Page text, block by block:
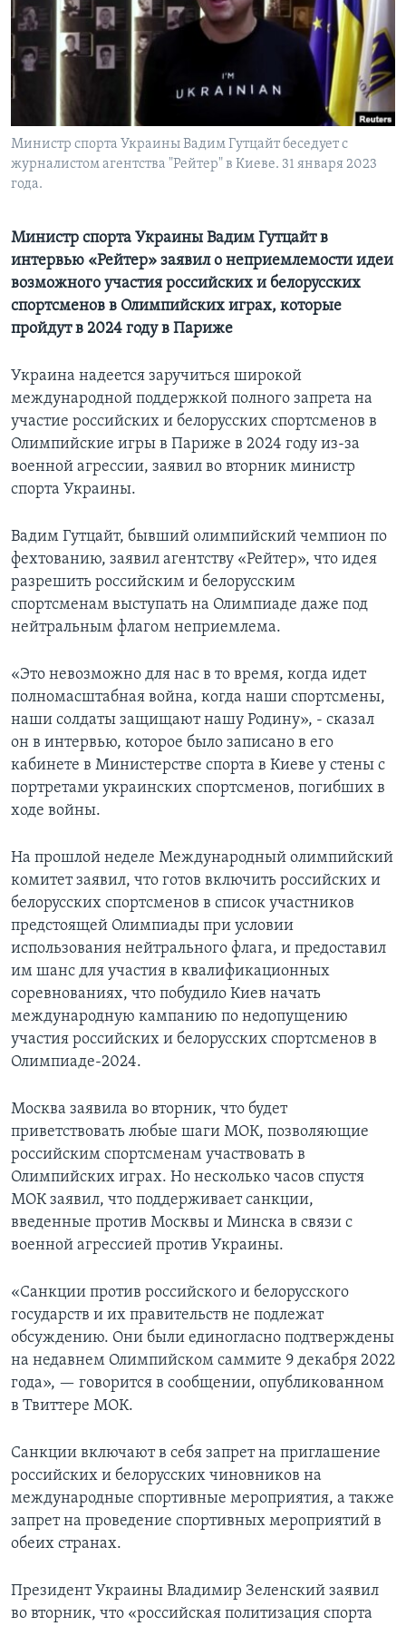
Learning English
Языки
Министр спорта Украины Вадим Гутцайт беседует с
журналистом агентства "Рейтер" в Киеве. 31 января 2023
года.
Министр спорта Украины Вадим Гутцайт в
интервью «Рейтер» заявил о неприемлемости идеи
возможного участия российских и белорусских
спортсменов в Олимпийских играх, которые
пройдут в 2024 году в Париже
Украина надеется заручиться широкой
международной поддержкой полного запрета на
участие российских и белорусских спортсменов в
Олимпийские игры в Париже в 2024 году из-за
военной агрессии, заявил во вторник министр
спорта Украины.
Вадим Гутцайт, бывший олимпийский чемпион по
фехтованию, заявил агентству «Рейтер», что идея
разрешить российским и белорусским
спортсменам выступать на Олимпиаде даже под
нейтральным флагом неприемлема.
«Это невозможно для нас в то время, когда идет
полномасштабная война, когда наши спортсмены,
наши солдаты защищают нашу Родину», - сказал
он в интервью, которое было записано в его
кабинете в Министерстве спорта в Киеве у стены с
портретами украинских спортсменов, погибших в
ходе войны.
На прошлой неделе Международный олимпийский
комитет заявил, что готов включить российских и
белорусских спортсменов в список участников
предстоящей Олимпиады при условии
использования нейтрального флага, и предоставил
им шанс для участия в квалификационных
соревнованиях, что побудило Киев начать
международную кампанию по недопущению
участия российских и белорусских спортсменов в
Олимпиаде-2024.
Москва заявила во вторник, что будет
приветствовать любые шаги МОК, позволяющие
российским спортсменам участвовать в
Олимпийских играх. Но несколько часов спустя
МОК заявил, что поддерживает санкции,
введенные против Москвы и Минска в связи с
военной агрессией против Украины.
«Санкции против российского и белорусского
государств и их правительств не подлежат
обсуждению. Они были единогласно подтверждены
на недавнем Олимпийском саммите 9 декабря 2022
года», — говорится в сообщении, опубликованном
в Твиттере МОК.
Санкции включают в себя запрет на приглашение
российских и белорусских чиновников на
международные спортивные мероприятия, а также
запрет на проведение спортивных мероприятий в
обеих странах.
Президент Украины Владимир Зеленский заявил
во вторник, что «российская политизация спорта